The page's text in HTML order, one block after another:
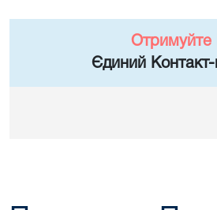
Отримуйте
Єдиний Контакт-